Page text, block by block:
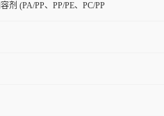
剂 (PA/PP、PP/PE、PC/PP